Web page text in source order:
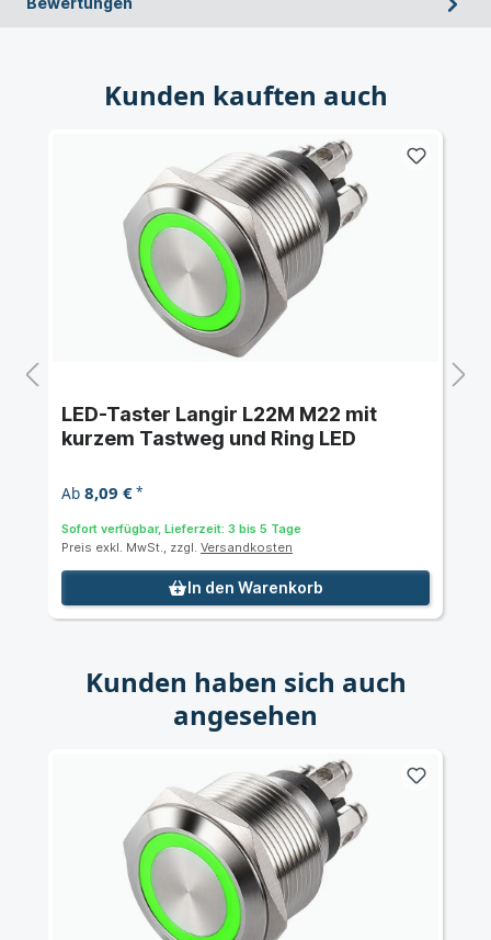
Kunden kauften auch
LED-Taster Langir L22M M22 mit
kurzem Tastweg und Ring LED
Ab 8,09 €*
Sofort verfügbar, Lieferzeit: 3 bis 5 Tage
Preis exkl. MwSt., zzgl. Versandkosten
In den Warenkorb
Kunden haben sich auch
angesehen